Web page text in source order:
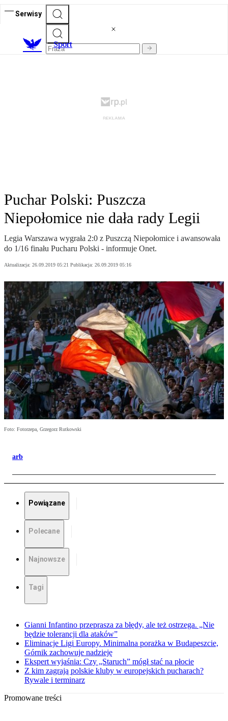
Serwisy
Sport
Puchar Polski: Puszcza
Niepołomice nie dała rady Legii
Legia Warszawa wygrała 2:0 z Puszczą Niepołomice i awansowała
do 1/16 finału Pucharu Polski - informuje Onet.
Aktualizacja: 26.09.2019 05:21 Publikacja: 26.09.2019 05:16
Foto: Fotorzepa, Grzegorz Rutkowski
arb
Powiązane
Polecane
Najnowsze
Tagi
Gianni Infantino przeprasza za błędy, ale też ostrzega. „Nie
będzie tolerancji dla ataków”
Eliminacje Ligi Europy. Minimalna porażka w Budapeszcie,
Górnik zachowuje nadzieję
Ekspert wyjaśnia: Czy „Staruch” mógł stać na płocie
Z kim zagrają polskie kluby w europejskich pucharach?
Rywale i terminarz
Promowane treści